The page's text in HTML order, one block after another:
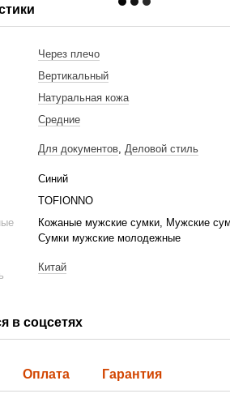
Через плечо
Вертикальный
Натуральная кожа
Средние
Для документов,Деловой стиль
Синий
TOFIONNO
Кожаные мужские сумки, Мужские
Сумки мужские молодежные
Китай
в соцсетях
Оплата Гарантия